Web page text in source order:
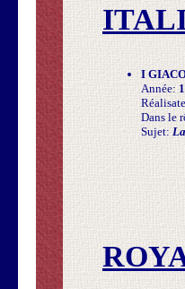
I
Année:
Dans le
Sujet: